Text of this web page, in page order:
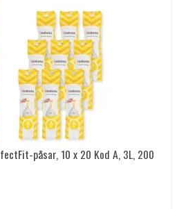
påsar, 10 x 20 Kod A, 3L, 200